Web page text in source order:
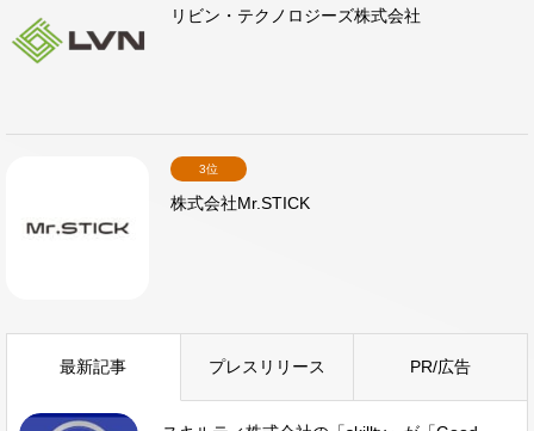
リビン・テクノロジーズ株式会社
3位
株式会社Mr.STICK
最新記事 プレスリリース PR/広告